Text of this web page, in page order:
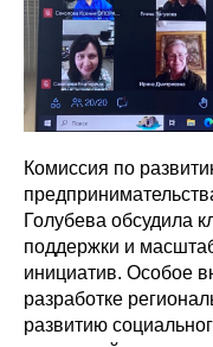
Комиссия по
Голубева обсудила
поддержки и
инициатив. Особое
разработке
развитию